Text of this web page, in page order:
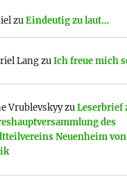
zuEindeutig zu laut…
LangzuIch freue mich
VrublevskyyzuLeserbrief
des
Neuenheim